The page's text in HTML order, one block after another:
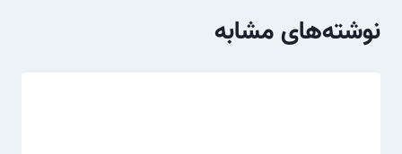
نوشته‌های مشابه